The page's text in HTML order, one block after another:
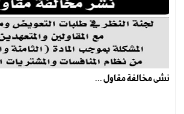
نشى مخالفة مقاول ...